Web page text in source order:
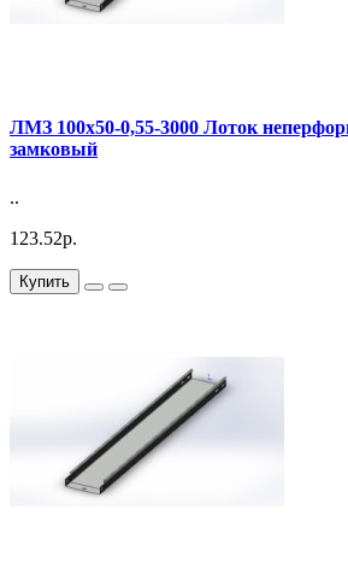
ЛМЗ 100х50-0,55-3000 Лоток
замковый
..
123.52р.
Купить